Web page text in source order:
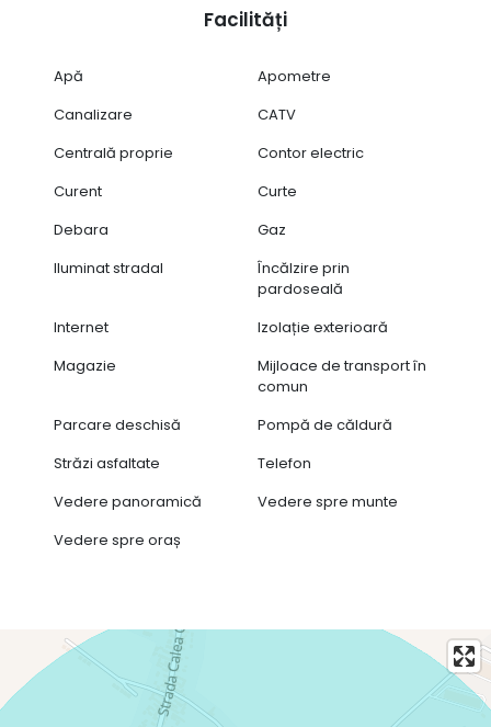
single și aproximativ 400 mp pentru casele de tip duplex.
Acoperișurile casei vor fi pregătite pentru instalarea de
profita de energia verde și de a reduce, astfel, cu mult
costurile de întreținere.
Datorită echipării cu pompe de căldură, orice casă din
independentă energetic prin montarea unor panouri
Facilități
Apă
Apometre
Canalizare
CATV
Centrală proprie
Contor electric
Curent
Curte
Debara
Gaz
Iluminat stradal
Încălzire prin
pardoseală
Internet
Izolație exterioară
Magazie
Mijloace de transport în
comun
Parcare deschisă
Pompă de căldură
Străzi asfaltate
Telefon
Vedere panoramică
Vedere spre munte
Vedere spre oraș